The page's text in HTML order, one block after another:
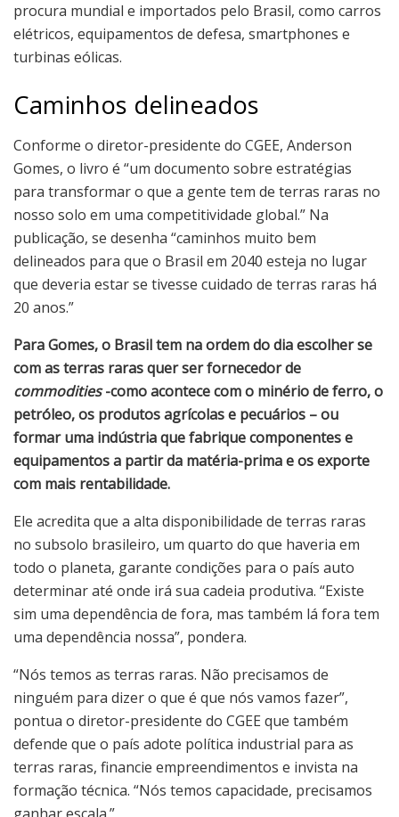
procura mundial e importados pelo Brasil, como carros
elétricos, equipamentos de defesa, smartphones e
turbinas eólicas.
Caminhos delineados
Conforme o diretor-presidente do CGEE, Anderson
Gomes, o livro é “um documento sobre estratégias
para transformar o que a gente tem de terras raras no
nosso solo em uma competitividade global.” Na
publicação, se desenha “caminhos muito bem
delineados para que o Brasil em 2040 esteja no lugar
que deveria estar se tivesse cuidado de terras raras há
20 anos.”
Para Gomes, o Brasil tem na ordem do dia escolher se
com as terras raras quer ser fornecedor de
commodities-como acontece com o minério de ferro, o
petróleo, os produtos agrícolas e pecuários – ou
formar uma indústria que fabrique componentes e
equipamentos a partir da matéria-prima e os exporte
com mais rentabilidade.
Ele acredita que a alta disponibilidade de terras raras
no subsolo brasileiro, um quarto do que haveria em
todo o planeta, garante condições para o país auto
determinar até onde irá sua cadeia produtiva. “Existe
sim uma dependência de fora, mas também lá fora tem
uma dependência nossa”, pondera.
“Nós temos as terras raras. Não precisamos de
ninguém para dizer o que é que nós vamos fazer”,
pontua o diretor-presidente do CGEE que também
defende que o país adote política industrial para as
terras raras, financie empreendimentos e invista na
formação técnica. “Nós temos capacidade, precisamos
ganhar escala.”